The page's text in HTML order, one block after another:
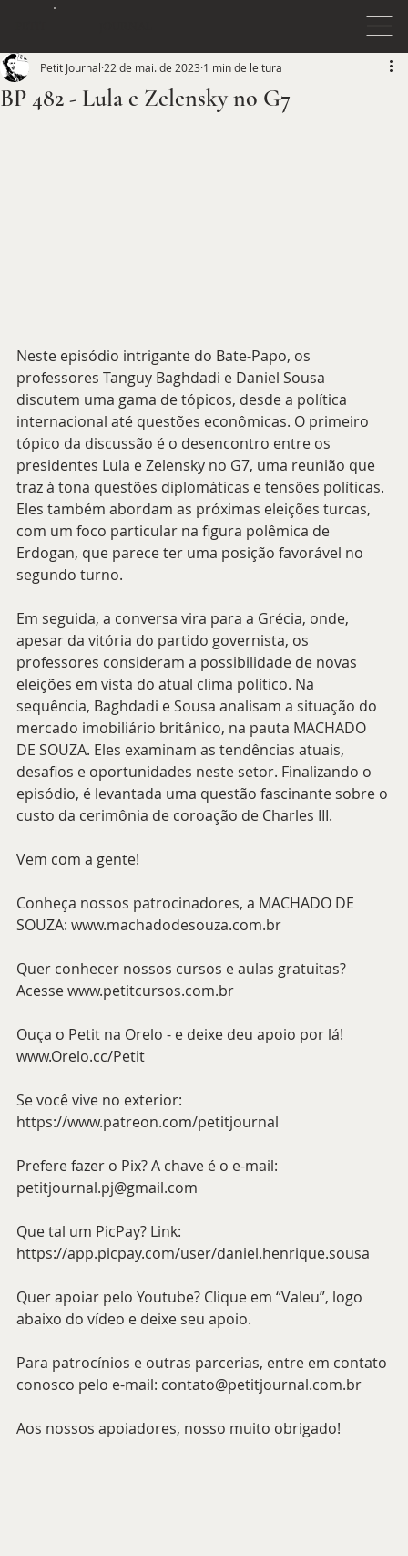
BP 482 - Lula e Zelensky no G7
Petit Journal 22 de mai. de 2023 1 min de leitura
Neste episódio intrigante do Bate-Papo, os
professores Tanguy Baghdadi e Daniel Sousa
discutem uma gama de tópicos, desde a política
internacional até questões econômicas. O primeiro
tópico da discussão é o desencontro entre os
presidentes Lula e Zelensky no G7, uma reunião que
traz à tona questões diplomáticas e tensões políticas.
Eles também abordam as próximas eleições turcas,
com um foco particular na figura polêmica de
Erdogan, que parece ter uma posição favorável no
segundo turno.
Em seguida, a conversa vira para a Grécia, onde,
apesar da vitória do partido governista, os
professores consideram a possibilidade de novas
eleições em vista do atual clima político. Na
sequência, Baghdadi e Sousa analisam a situação do
mercado imobiliário britânico, na pauta MACHADO
DE SOUZA. Eles examinam as tendências atuais,
desafios e oportunidades neste setor. Finalizando o
episódio, é levantada uma questão fascinante sobre o
custo da cerimônia de coroação de Charles III.
Vem com a gente!
Conheça nossos patrocinadores, a MACHADO DE
SOUZA: www.machadodesouza.com.br
Quer conhecer nossos cursos e aulas gratuitas?
Acesse www.petitcursos.com.br
Ouça o Petit na Orelo - e deixe deu apoio por lá!
www.Orelo.cc/Petit
Se você vive no exterior:
https://www.patreon.com/petitjournal
Prefere fazer o Pix? A chave é o e-mail:
petitjournal.pj@gmail.com
Que tal um PicPay? Link:
https://app.picpay.com/user/daniel.henrique.sousa
Quer apoiar pelo Youtube? Clique em “Valeu”, logo
abaixo do vídeo e deixe seu apoio.
Para patrocínios e outras parcerias, entre em contato
conosco pelo e-mail: contato@petitjournal.com.br
Aos nossos apoiadores, nosso muito obrigado!